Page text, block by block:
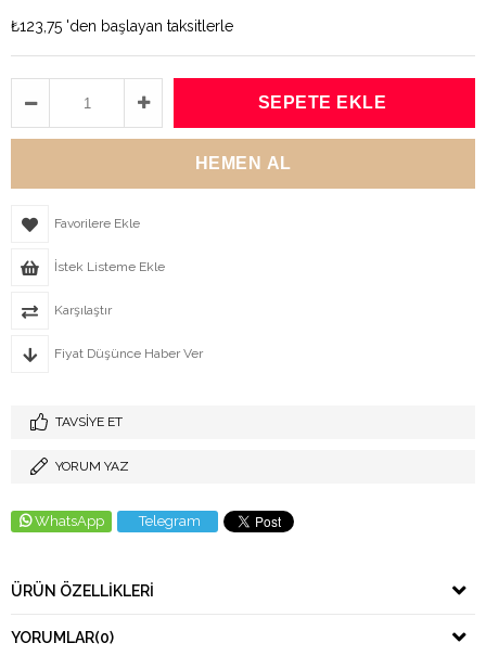
₺123,75 'den başlayan taksitlerle
Favorilere Ekle
İstek Listeme Ekle
Karşılaştır
Fiyat Düşünce Haber Ver
TAVSIYE ET
YORUM YAZ
WhatsApp Telegram
ÜRÜN ÖZELLIKLERI
YORUMLAR(0)